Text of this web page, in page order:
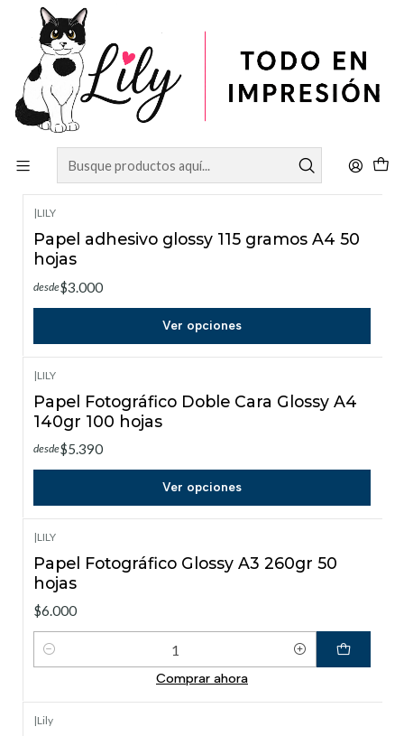
Inicio TODO EN IMPRESIÓN 🐈
TODO EN IMPRESIÓN 🐈
|LILY
Papel adhesivo glossy 115 gramos A4 50
hojas
desde$3.000
Ver opciones
|LILY
Papel Fotográfico Doble Cara Glossy A4
140gr 100 hojas
desde$5.390
Ver opciones
|LILY
Papel Fotográfico Glossy A3 260gr 50
hojas
$6.000
Cantidad
Comprar ahora
|Lily